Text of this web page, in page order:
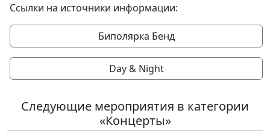
Ссылки на источники информации:
Биполярка Бенд
Day & Night
Следующие мероприятия в категории
«Концерты»